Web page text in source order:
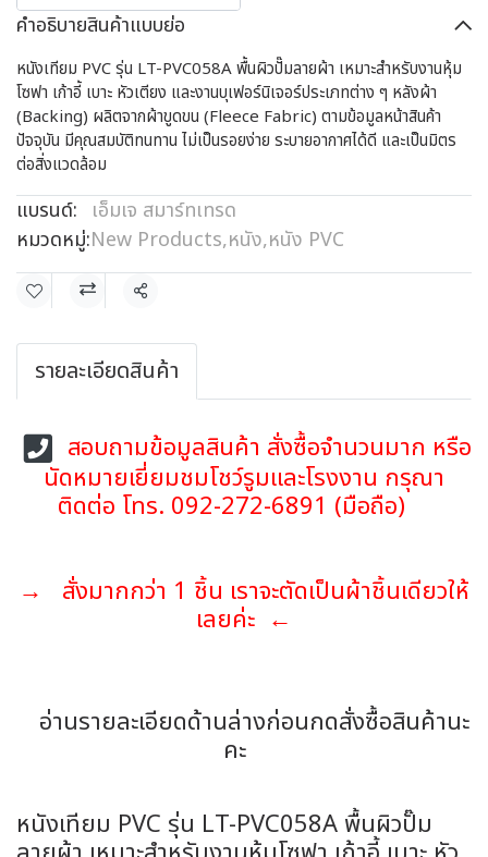
คำอธิบายสินค้าแบบย่อ
หนังเทียม PVC รุ่น LT-PVC058A พื้นผิวปั๊มลายผ้า เหมาะสำหรับงานหุ้ม
โซฟา เก้าอี้ เบาะ หัวเตียง และงานบุเฟอร์นิเจอร์ประเภทต่าง ๆ หลังผ้า
(Backing) ผลิตจากผ้าขูดขน (Fleece Fabric) ตามข้อมูลหน้าสินค้า
ปัจจุบัน มีคุณสมบัติทนทาน ไม่เป็นรอยง่าย ระบายอากาศได้ดี และเป็นมิตร
ต่อสิ่งแวดล้อม
แบรนด์: เอ็มเจ สมาร์ทเทรด
หมวดหมู่:New Products,หนัง,หนัง PVC
แชร์
รายละเอียดสินค้า
สอบถามข้อมูลสินค้า สั่งซื้อจำนวนมาก หรือ
นัดหมายเยี่ยมชมโชว์รูมและโรงงาน กรุณา
ติดต่อ โทร. 092-272-6891 (มือถือ)
→ สั่งมากกว่า 1 ชิ้น เราจะตัดเป็นผ้าชิ้นเดียวให้
เลยค่ะ ←
อ่านรายละเอียดด้านล่างก่อนกดสั่งซื้อสินค้านะ
คะ
หนังเทียม PVC รุ่น LT-PVC058A พื้นผิวปั๊ม